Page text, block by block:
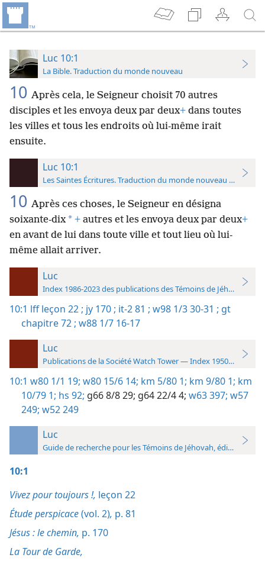
Luc 10:1
La Bible. Traduction du monde nouveau
10 Après cela, le Seigneur choisit 70 autres
disciples et les envoya deux par deux+ dans toutes
les villes et tous les endroits où lui-​même irait
ensuite.
Luc 10:1
Les Saintes Écritures. Traduction du monde nouveau (avec
10 Après ces choses, le Seigneur en désigna
soixante-dix * + autres et les envoya deux par deux+
en avant de lui dans toute ville et tout lieu où lui-​
même allait arriver.
Luc
Index 1986-2023 des publications des Témoins de Jéhovah
10:1 lff leçon 22 ; jy 170 ; it-2 81 ; w98 1/3 30-31 ; gt
chapitre 72 ; w88 1/7 16-17
Luc
Publications de la Société Watch Tower — Index 1950-1985
10:1 w80 1/1 19; w80 15/6 14; km 5/80 1; km 9/80 1; km
10/79 1; hs 92; g66 8/8 29; g64 22/4 4; w63 397; w57
249; w52 249
Luc
Guide de recherche pour les Témoins de Jéhovah, édition 2019
10:1
Vivez pour toujours !, leçon 22
Étude perspicace(vol. 2), p. 81
Jésus : le chemin, p. 170
La Tour de Garde,